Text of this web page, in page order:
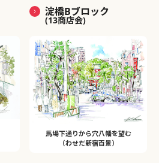
淀橋Bブロック
(13商店会)
馬場下通りから穴八幡を望む
（わせだ新宿百景）